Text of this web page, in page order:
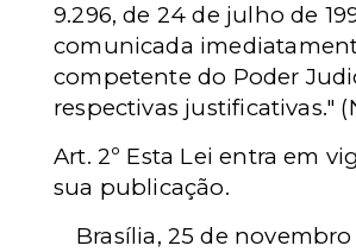
9.296, de 24 de julho de
comunicada
competente do Poder
respectivas justificativas."
Art. 2º Esta Lei entra em
sua publicação.
Brasília, 25 de novembro